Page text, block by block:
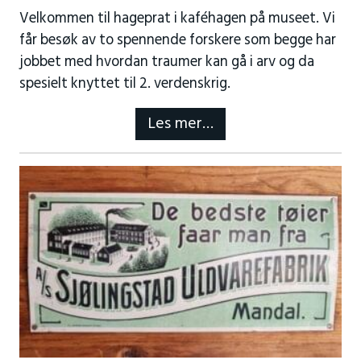
Velkommen til hageprat i kaféhagen på museet. Vi
får besøk av to spennende forskere som begge har
jobbet med hvordan traumer kan gå i arv og da
spesielt knyttet til 2. verdenskrig.
Les mer…